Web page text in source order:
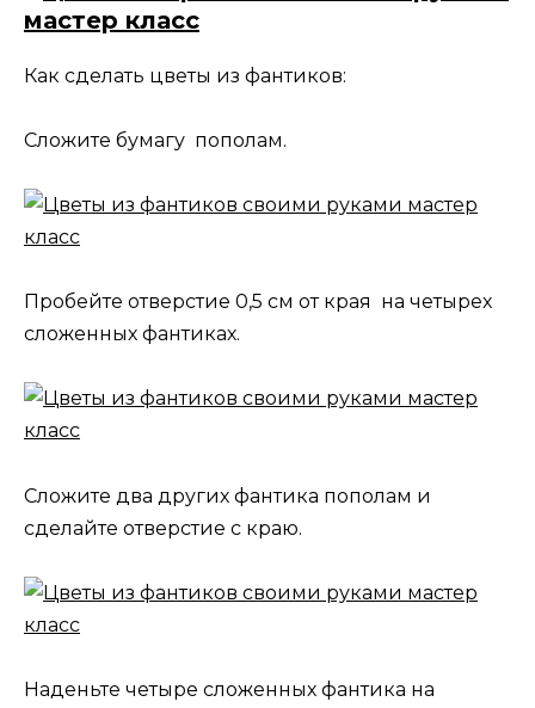
Как сделать цветы из фантиков:
Сложите бумагу пополам.
Пробейте отверстие 0,5 см от края на четырех
сложенных фантиках.
Сложите два других фантика пополам и
сделайте отверстие с краю.
Наденьте четыре сложенных фантика на